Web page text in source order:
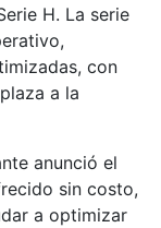
H. La serie
con
a la
anunció el
sin costo,
a optimizar